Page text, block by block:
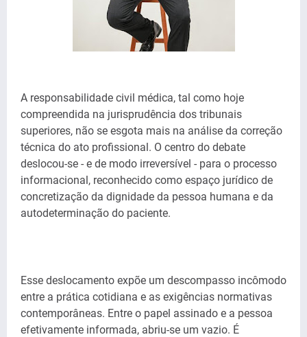
A responsabilidade civil médica, tal como hoje
compreendida na jurisprudência dos tribunais
superiores, não se esgota mais na análise da correção
técnica do ato profissional. O centro do debate
deslocou-se - e de modo irreversível - para o processo
informacional, reconhecido como espaço jurídico de
concretização da dignidade da pessoa humana e da
autodeterminação do paciente.
Esse deslocamento expõe um descompasso incômodo
entre a prática cotidiana e as exigências normativas
contemporâneas. Entre o papel assinado e a pessoa
efetivamente informada, abriu-se um vazio. É